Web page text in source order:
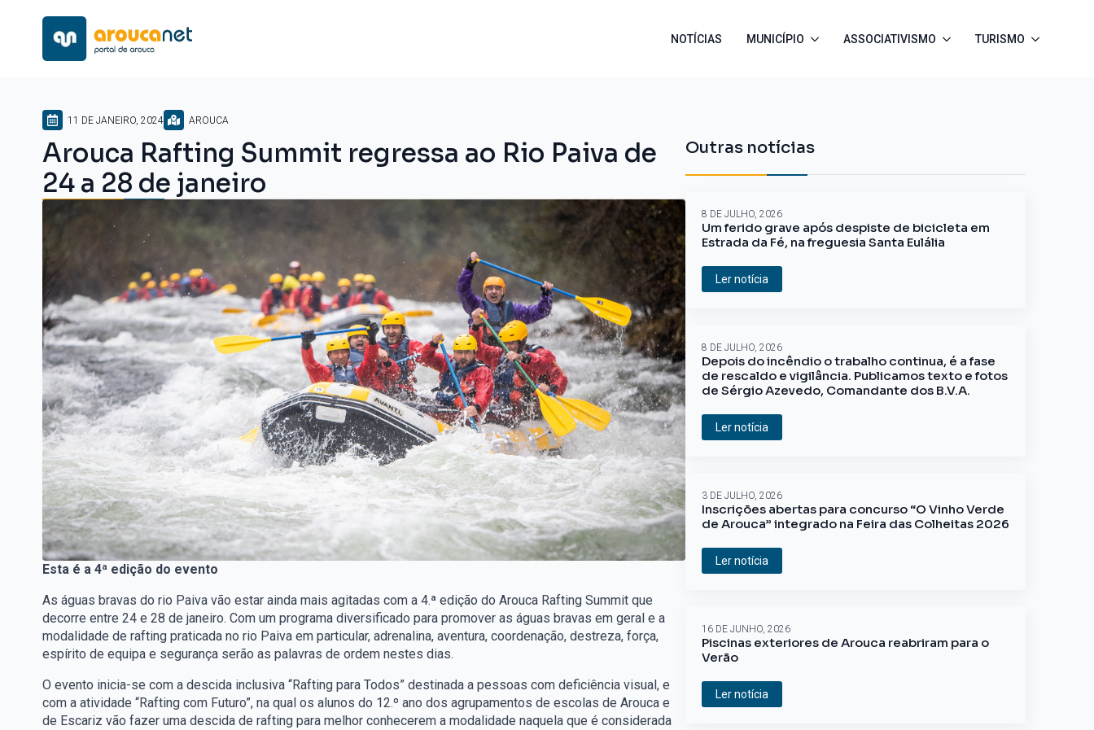
NOTÍCIAS MUNICÍPIO ASSOCIATIVISMO TURISMO
11 DE JANEIRO, 2024 AROUCA
Arouca Rafting Summit regressa ao Rio Paiva de
24 a 28 de janeiro
Esta é a 4ª edição do evento
As águas bravas do rio Paiva vão estar ainda mais agitadas com a 4.ª edição do Arouca Rafting Summit que
decorre entre 24 e 28 de janeiro. Com um programa diversificado para promover as águas bravas em geral e a
modalidade de rafting praticada no rio Paiva em particular, adrenalina, aventura, coordenação, destreza, força,
espírito de equipa e segurança serão as palavras de ordem nestes dias.
O evento inicia-se com a descida inclusiva “Rafting para Todos” destinada a pessoas com deficiência visual, e
com a atividade “Rafting com Futuro”, na qual os alunos do 12.º ano dos agrupamentos de escolas de Arouca e
de Escariz vão fazer uma descida de rafting para melhor conhecerem a modalidade naquela que é considerada
Outras notícias
Um ferido grave após despiste de bicicleta em
Estrada da Fé, na freguesia Santa Eulália
8 DE JULHO, 2026
Ler notícia
Depois do incêndio o trabalho continua, é a fase
de rescaldo e vigilância. Publicamos texto e fotos
de Sérgio Azevedo, Comandante dos B.V.A.
8 DE JULHO, 2026
Ler notícia
Inscrições abertas para concurso “O Vinho Verde
de Arouca” integrado na Feira das Colheitas 2026
3 DE JULHO, 2026
Ler notícia
Piscinas exteriores de Arouca reabriram para o
Verão
16 DE JUNHO, 2026
Ler notícia